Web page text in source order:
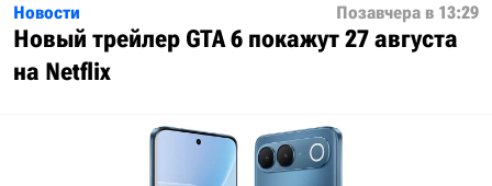
Новости Позавчера в 13:29
Новый трейлер GTA 6 покажут 27 августа
на Netflix